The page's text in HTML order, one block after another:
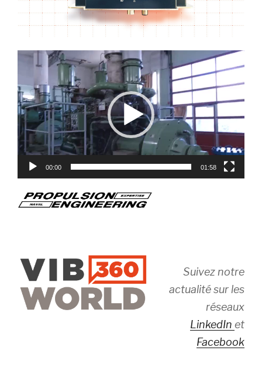
Lecteur
00:00 01:58
Suivez notre
actualité sur les
réseaux
LinkedIn et
Facebook